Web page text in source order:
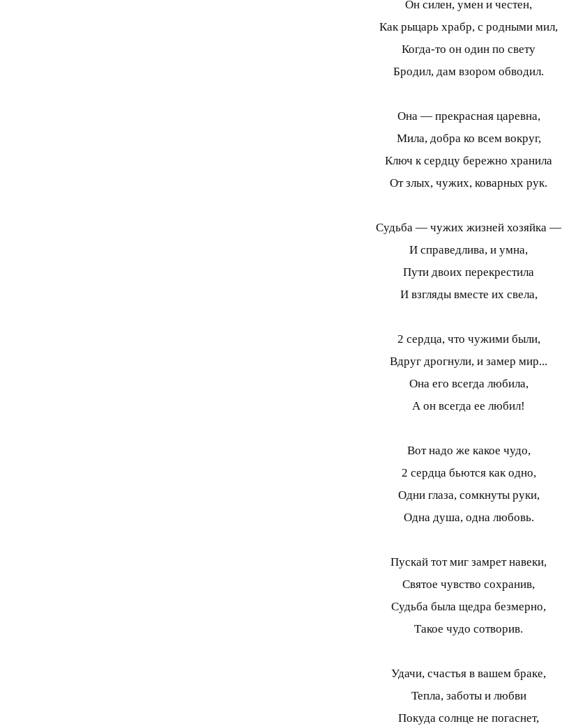
Он силен, умен и честен,
Как рыцарь храбр, с родными мил,
Когда-то он один по свету
Бродил, дам взором обводил.
Она — прекрасная царевна,
Мила, добра ко всем вокруг,
Ключ к сердцу бережно хранила
От злых, чужих, коварных рук.
Судьба — чужих жизней хозяйка —
И справедлива, и умна,
Пути двоих перекрестила
И взгляды вместе их свела,
2 сердца, что чужими были,
Вдруг дрогнули, и замер мир...
Она его всегда любила,
А он всегда ее любил!
Вот надо же какое чудо,
2 сердца бьются как одно,
Одни глаза, сомкнуты руки,
Одна душа, одна любовь.
Пускай тот миг замрет навеки,
Святое чувство сохранив,
Судьба была щедра безмерно,
Такое чудо сотворив.
Удачи, счастья в вашем браке,
Тепла, заботы и любви
Покуда солнце не погаснет,